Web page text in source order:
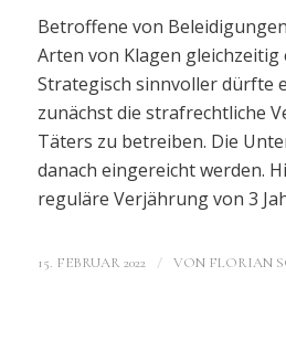
Betroffene von
Arten von Klagen gleichzeitig
Strategisch sinnvoller dürfte
zunächst die strafrechtliche
Täters zu betreiben. Die
danach eingereicht werden.
reguläre Verjährung von 3
15. FEBRUAR 2022 / VON FLORIAN